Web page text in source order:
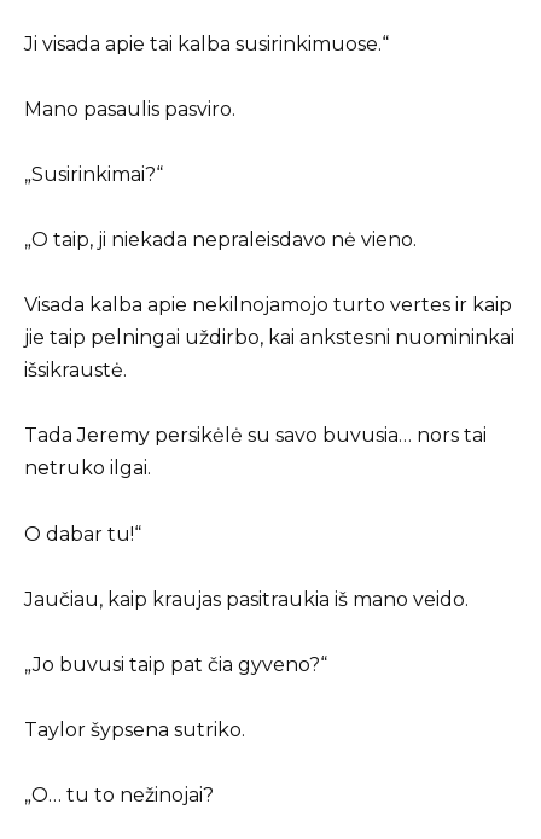
Ji visada apie tai kalba susirinkimuose.“
Mano pasaulis pasviro.
„Susirinkimai?“
„O taip, ji niekada nepraleisdavo nė vieno.
Visada kalba apie nekilnojamojo turto vertes ir kaip
jie taip pelningai uždirbo, kai ankstesni nuomininkai
išsikraustė.
Tada Jeremy persikėlė su savo buvusia… nors tai
netruko ilgai.
O dabar tu!“
Jaučiau, kaip kraujas pasitraukia iš mano veido.
„Jo buvusi taip pat čia gyveno?“
Taylor šypsena sutriko.
„O… tu to nežinojai?